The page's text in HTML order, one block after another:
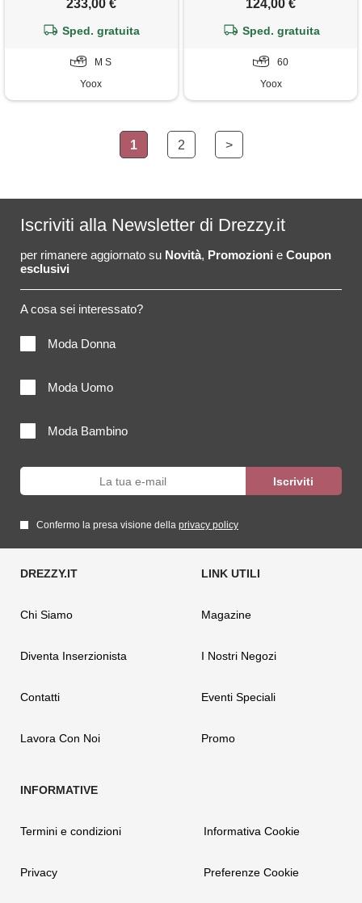
233,00 €
Sped. gratuita
M S
Yoox
124,00 €
Sped. gratuita
60
Yoox
1 2 >
Iscriviti alla Newsletter di Drezzy.it
per rimanere aggiornato su Novità, Promozioni e Coupon
esclusivi
A cosa sei interessato?
Moda Donna
Moda Uomo
Moda Bambino
Confermo la presa visione della privacy policy
Chi Siamo
Diventa Inserzionista
Contatti
Lavora Con Noi
Magazine
I Nostri Negozi
Eventi Speciali
Promo
Termini e condizioni
Privacy
Informativa Cookie
Preferenze Cookie